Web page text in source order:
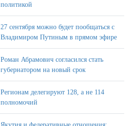
политикой
27 сентября можно будет пообщаться с
Владимиром Путиным в прямом эфире
Роман Абрамович согласился стать
губернатором на новый срок
Регионам делегируют 128, а не 114
полномочий